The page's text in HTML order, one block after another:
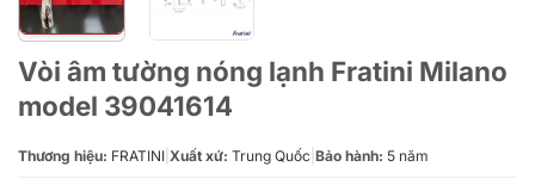
Vòi âm tường nóng lạnh Fratini Milano
model 39041614
Thương hiệu: FRATINI Xuất xứ: Trung Quốc Bảo hành: 5 năm